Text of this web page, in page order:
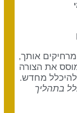
אותך,
את הצורה
מחדש.
בתהליך